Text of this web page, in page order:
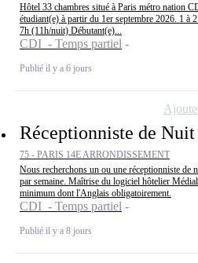
Hôtel 33 chambres situé à Paris métro nation
étudiant(e) à partir du 1er septembre 2026. 1 à
7h (11h/nuit) Débutant(e)...
CDI - Temps partiel
Publié il y a 6 jours
Réceptionniste de
75 - PARIS 14E ARRONDISSEMENT
Nous recherchons un ou une réceptionniste
par semaine. Maîtrise du logiciel hôtelier
minimum dont l'Anglais obligatoirement.
CDI - Temps partiel
Publié il y a 8 jours